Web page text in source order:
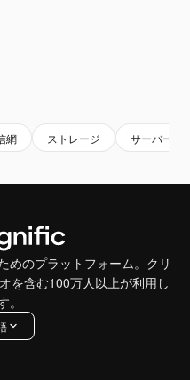
網 ストレージ サーバー
めのプラットフォーム。クリ
を含む100万人以上が利用し
。